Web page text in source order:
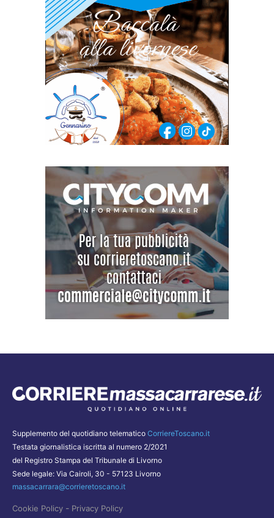
Supplemento del quotidiano telematico CorriereToscano.it
Testata giornalistica iscritta al numero 2/2021
del Registro Stampa del Tribunale di Livorno
Sede legale: Via Cairoli, 30 - 57123 Livorno
massacarrara@corrieretoscano.it
Cookie Policy - Privacy Policy